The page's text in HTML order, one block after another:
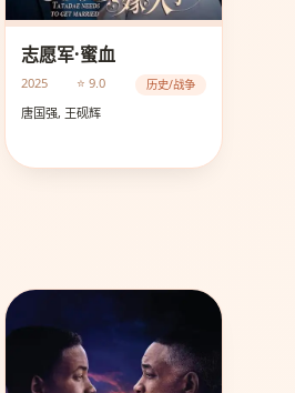
志愿军·蜜血
2025 ⭐ 9.0 历史/战争
唐国强, 王砚辉